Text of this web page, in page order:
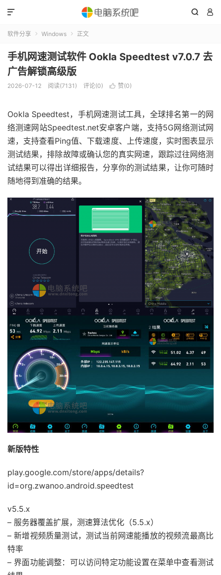
 

软件分享  Windows  正文
手机网速测试软件 Ookla Speedtest v7.0.7 去
广告解锁高级版
2026-07-12 阅读(7131) 评论(0)  赞(0)
Ookla Speedtest，手机网速测试工具，全球排名第一的网
络测速网站Speedtest.net安卓客户端，支持5G网络测试网
速，支持查看Ping值、下载速度、上传速度，实时图表显示
测试结果，排除故障或确认您的真实网速，跟踪过往网络测
试结果可以得出详细报告，分享你的测试结果，让你可随时
随地得到准确的结果。
新版特性
play.google.com/store/apps/details?
id=org.zwanoo.android.speedtest
v5.5.x
– 服务器覆盖扩展，测速算法优化（5.5.x）
– 新增视频质量测试，测试当前网速能播放的视频流最高比
特率
– 界面功能调整：可以访问特定功能设置在菜单中查看测试